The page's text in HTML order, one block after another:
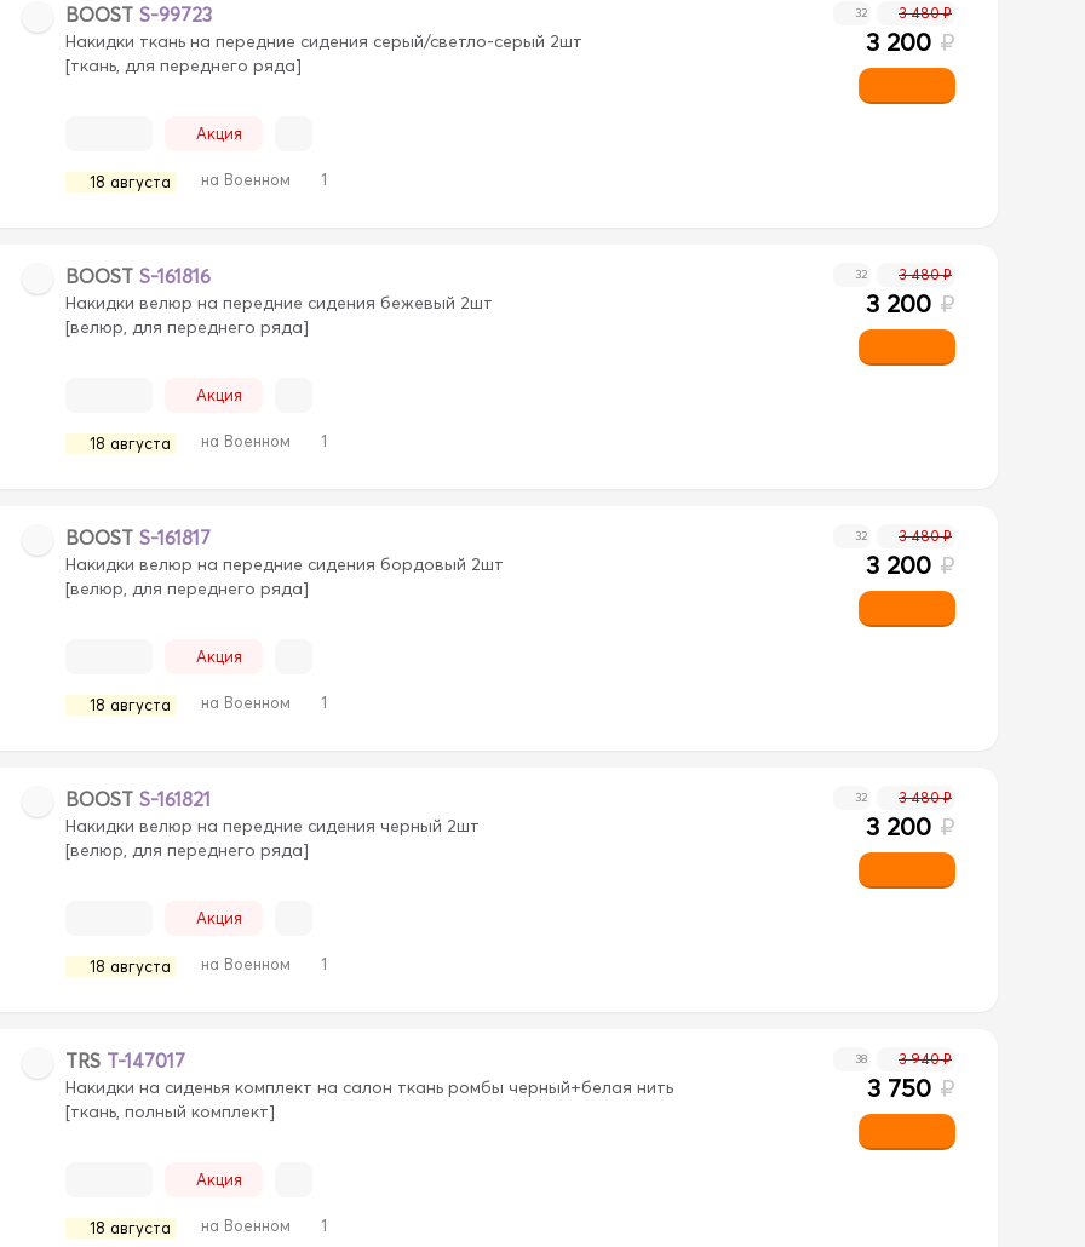
BOOST S-99723
Накидки ткань на передние сидения серый/светло-серый 2шт
[ткань, для переднего ряда]
Акция
18 августа на Военном 1
32 3 480 ₽
3 200 ₽
BOOST S-161816
Накидки велюр на передние сидения бежевый 2шт
[велюр, для переднего ряда]
Акция
18 августа на Военном 1
32 3 480 ₽
3 200 ₽
BOOST S-161817
Накидки велюр на передние сидения бордовый 2шт
[велюр, для переднего ряда]
Акция
18 августа на Военном 1
32 3 480 ₽
3 200 ₽
BOOST S-161821
Накидки велюр на передние сидения черный 2шт
[велюр, для переднего ряда]
Акция
18 августа на Военном 1
32 3 480 ₽
3 200 ₽
TRS T-147017
Накидки на сиденья комплект на салон ткань ромбы черный+белая нить
[ткань, полный комплект]
Акция
18 августа на Военном 1
38 3 940 ₽
3 750 ₽